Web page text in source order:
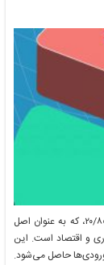
قانون ۲۰/۸۰: با کمترین تلاش، بیشترین نتیجه را بگیریم قانون ۲۰/۸۰، که به عنوان اصل
و اقتصاد است. این
۲۰ درصد از تلاش‌ها یا ورودی‌ها حاصل می‌شود.